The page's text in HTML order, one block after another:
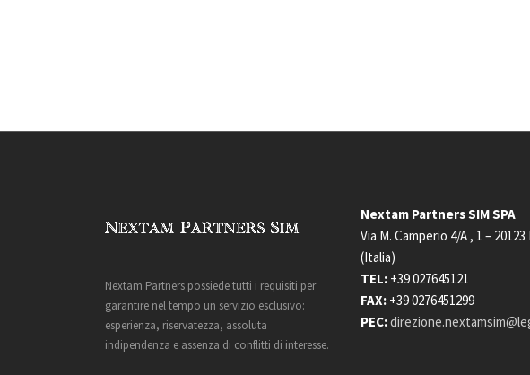
Nextam Partners possiede tutti i requisiti per
garantire nel tempo un servizio esclusivo:
esperienza, riservatezza, assoluta
indipendenza e assenza di conflitti di interesse.
Nextam Partners SIM SPA
Via M. Camperio 4/A, 1 – 20123
(Italia)
TEL: +39 027645121
FAX: +39 0276451299
PEC: